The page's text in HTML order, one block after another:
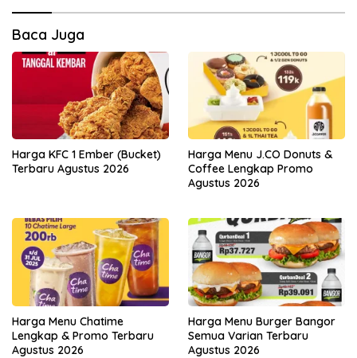
Baca Juga
Harga KFC 1 Ember (Bucket)
Terbaru Agustus 2026
Harga Menu J.CO Donuts &
Coffee Lengkap Promo
Agustus 2026
Harga Menu Chatime
Lengkap & Promo Terbaru
Agustus 2026
Harga Menu Burger Bangor
Semua Varian Terbaru
Agustus 2026